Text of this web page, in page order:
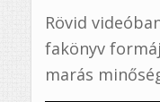
Rövid
fakönyv
marás